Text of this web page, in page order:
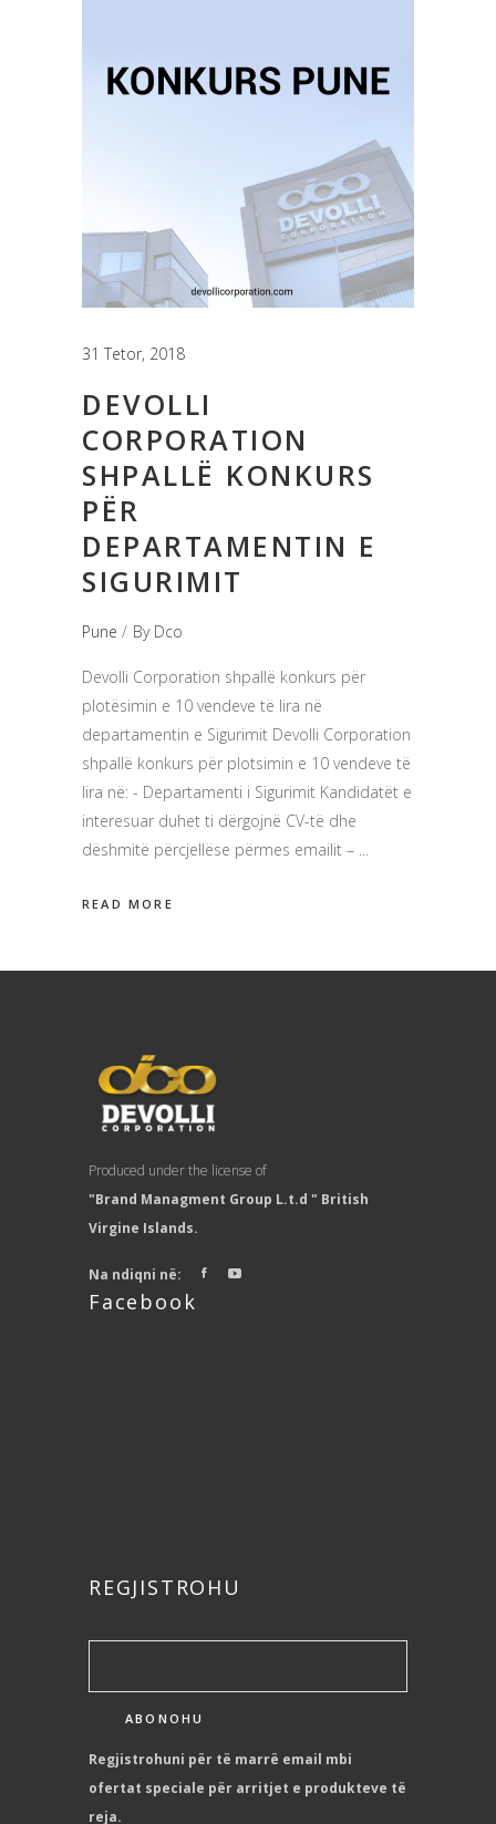
31 Tetor, 2018
DEVOLLI
CORPORATION
SHPALLË KONKURS
PËR
DEPARTAMENTIN E
SIGURIMIT
Pune By Dco
Devolli Corporation shpallë konkurs për
plotësimin e 10 vendeve të lira në
departamentin e Sigurimit Devolli Corporation
shpallë konkurs për plotsimin e 10 vendeve të
lira në: - Departamenti i Sigurimit Kandidatët e
interesuar duhet ti dërgojnë CV-të dhe
dëshmitë përcjellëse përmes emailit –
READ MORE
Produced under the license of
"Brand Managment Group L.t.d " British
Virgine Islands.
Na ndiqni në:
Facebook
REGJISTROHU
Regjistrohuni për të marrë email mbi
ofertat speciale për arritjet e produkteve të
reja.